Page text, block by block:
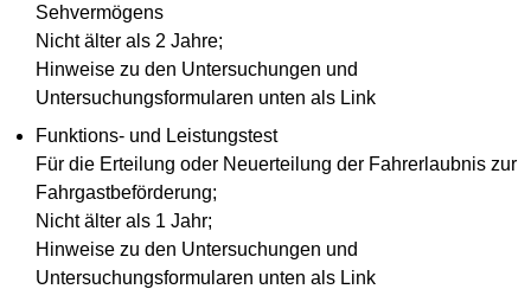
Sehvermögens
Nicht älter als 2 Jahre;
Hinweise zu den Untersuchungen und
Untersuchungsformularen unten als Link
Funktions- und Leistungstest
Für die Erteilung oder Neuerteilung der Fahrerlaubnis zur
Fahrgastbeförderung;
Nicht älter als 1 Jahr;
Hinweise zu den Untersuchungen und
Untersuchungsformularen unten als Link